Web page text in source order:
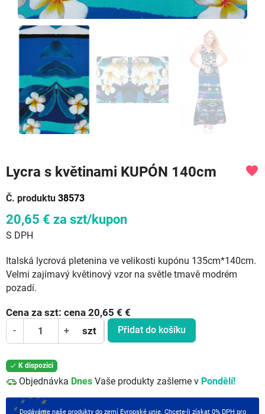
Lycra s květinami KUPÓN 140cm
Č. produktu 38573
favorite
20,65 € za szt/kupon
S DPH
Italská lycrová pletenina ve velikosti kupónu 135cm*140cm.
Velmi zajímavý květinový vzor na světle tmavě modrém
pozadí.
Cena za szt: cena 20,65 € €
- + szt Přidat do košíku
 K dispozici
Objednávka Dnes Vaše produkty zašleme v Pondělí!
Dodáváme naše produkty do zemí Evropské unie. Chcete-li získat 0% DPH pro